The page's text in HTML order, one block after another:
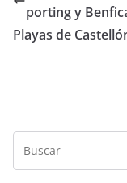
porting y
Playas de